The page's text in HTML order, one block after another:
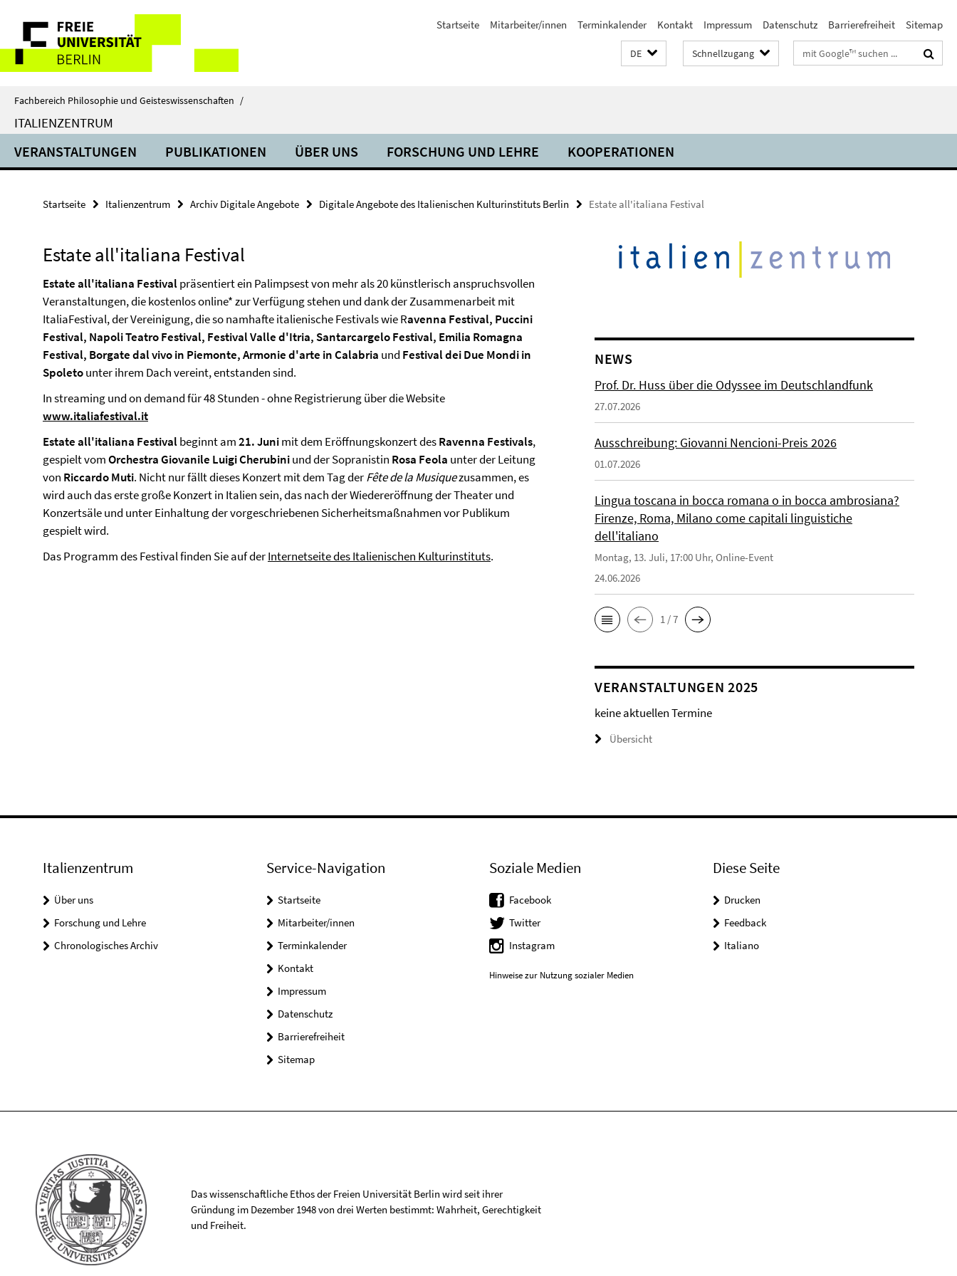
direkt
Inhalt
Service-
Navigation
Startseite Mitarbeiter/innen Terminkalender Kontakt Impressum Datenschutz Barrierefreiheit Sitemap
DE Schnellzugang Suchbegriffe
Fachbereich Philosophie und Geisteswissenschaften /
ITALIENZENTRUM
VERANSTALTUNGEN PUBLIKATIONEN ÜBER UNS FORSCHUNG UND LEHRE KOOPERATIONEN
Startseite Italienzentrum Archiv Digitale Angebote Digitale Angebote des Italienischen Kulturinstituts Berlin Estate all'italiana Festival
Estate all'italiana Festival
Estate all'italiana Festivalpräsentiert ein Palimpsest von mehr als 20 künstlerisch anspruchsvollen
Veranstaltungen, die kostenlos online* zur Verfügung stehen und dank der Zusammenarbeit mit
ItaliaFestival, der Vereinigung, die so namhafte italienische Festivals wie Ravenna Festival, Puccini
Festival, Napoli Teatro Festival, Festival Valle d'Itria, Santarcargelo Festival, Emilia Romagna
Festival, Borgate dal vivo in Piemonte, Armonie d'arte in Calabria und Festival dei Due Mondi in
Spoletounter ihrem Dach vereint, entstanden sind.
In streaming und on demand für 48 Stunden - ohne Registrierung über die Website
www.italiafestival.it
Estate all'italiana Festivalbeginnt am21. Junimit dem Eröffnungskonzert desRavenna Festivals,
gespielt vomOrchestra Giovanile Luigi Cherubiniund der Sopranistin Rosa Feola unter der Leitung
von Riccardo Muti. Nicht nur fällt dieses Konzert mit dem Tag derFête de la Musiquezusammen, es
wird auch das erste große Konzert in Italien sein, das nach der Wiedereröffnung der Theater und
Konzertsäle und unter Einhaltung der vorgeschriebenen Sicherheitsmaßnahmen vor Publikum
gespielt wird.
Das Programm des Festival finden Sie auf derInternetseite des Italienischen Kulturinstituts.
NEWS
Prof. Dr. Huss über die Odyssee im Deutschlandfunk
27.07.2026
Ausschreibung: Giovanni Nencioni-Preis 2026
01.07.2026
Lingua toscana in bocca romana o in bocca ambrosiana?
Firenze, Roma, Milano come capitali linguistiche
dell'italiano
Montag, 13. Juli, 17:00 Uhr, Online-Event
24.06.2026
1 / 7
VERANSTALTUNGEN 2025
keine aktuellen Termine
Übersicht
Italienzentrum
Über uns
Forschung und Lehre
Chronologisches Archiv
Service-Navigation
Startseite
Mitarbeiter/innen
Terminkalender
Kontakt
Impressum
Datenschutz
Barrierefreiheit
Sitemap
Soziale Medien
Facebook
Twitter
Instagram
Hinweise zur Nutzung sozialer Medien
Diese Seite
Drucken
Feedback
Italiano
Das wissenschaftliche Ethos der Freien Universität Berlin wird seit ihrer
Gründung im Dezember 1948 von drei Werten bestimmt: Wahrheit, Gerechtigkeit
und Freiheit.